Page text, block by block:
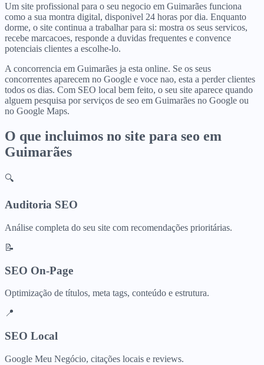
Um site profissional para o seu negocio em Guimarães funciona
como a sua montra digital, disponivel 24 horas por dia. Enquanto
dorme, o site continua a trabalhar para si: mostra os seus servicos,
recebe marcacoes, responde a duvidas frequentes e convence
potenciais clientes a escolhe-lo.
A concorrencia em Guimarães ja esta online. Se os seus
concorrentes aparecem no Google e voce nao, esta a perder clientes
todos os dias. Com SEO local bem feito, o seu site aparece quando
alguem pesquisa por serviços de seo em Guimarães no Google ou
no Google Maps.
O que incluimos no site para seo em
Guimarães
🔍
Auditoria SEO
Análise completa do seu site com recomendações prioritárias.
📝
SEO On-Page
Optimização de títulos, meta tags, conteúdo e estrutura.
📍
SEO Local
Google Meu Negócio, citações locais e reviews.